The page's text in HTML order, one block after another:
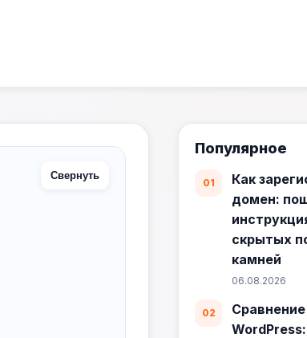
Свернуть
Популярное
Как
домен:
скрытых
камней
06.08.2026